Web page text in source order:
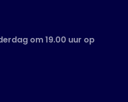
om 19.00 uur op